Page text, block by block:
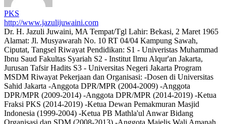
PKS
http://www.jazulijuwaini.com
Dr. H. Jazuli Juwaini, MA Tempat/Tgl Lahir: Bekasi, 2 Maret 1965
Alamat: Jl. Musyawarah No. 10 RT 04/04 Kampung Sawah,
Ciputat, Tangsel Riwayat Pendidikan: S1 - Univeristas Muhammad
Ibnu Saud Fakultas Syariah S2 - Institut Ilmu Alqur'an Jakarta,
Jurusan Tafsir Hadits S3 - Universitas Negeri Jakarta Program
MSDM Riwayat Pekerjaan dan Organisasi: -Dosen di Universitas
Sahid Jakarta -Anggota DPR/MPR (2004-2009) -Anggota
DPR/MPR (2009-2014) -Anggota DPR/MPR (2014-2019) -Ketua
Fraksi PKS (2014-2019) -Ketua Dewan Pemakmuran Masjid
Indonesia (1999-2004) -Ketua PB Mathla'ul Anwar Bidang
Organisasi dan SDM (2008-2013) -Anggota Majelis Wali Amanah